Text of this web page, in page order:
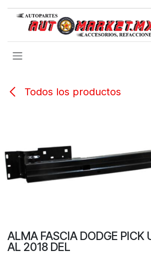
Todos los productos
ALMA FASCIA DODGE PICK
AL 2018 DEL